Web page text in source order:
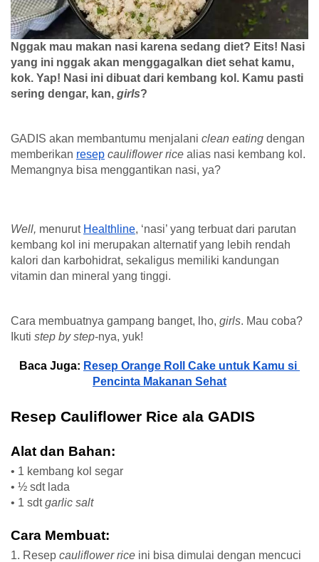
Nggak mau makan nasi karena sedang diet? Eits! Nasi
yang ini nggak akan menggagalkan diet sehat kamu,
kok. Yap! Nasi ini dibuat dari kembang kol. Kamu pasti
sering dengar, kan, girls?
GADIS akan membantumu menjalani clean eating dengan
memberikan resep cauliflower rice alias nasi kembang kol.
Memangnya bisa menggantikan nasi, ya?
Well, menurut Healthline, ‘nasi’ yang terbuat dari parutan
kembang kol ini merupakan alternatif yang lebih rendah
kalori dan karbohidrat, sekaligus memiliki kandungan
vitamin dan mineral yang tinggi.
Cara membuatnya gampang banget, lho, girls. Mau coba?
Ikuti step by step-nya, yuk!
Baca Juga: Resep Orange Roll Cake untuk Kamu si
Pencinta Makanan Sehat
Resep Cauliflower Rice ala GADIS
Alat dan Bahan:
• 1 kembang kol segar
• ½ sdt lada
• 1 sdt garlic salt
Cara Membuat:
1. Resep cauliflower rice ini bisa dimulai dengan mencuci